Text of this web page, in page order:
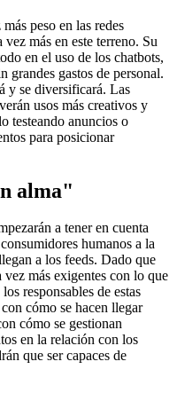
peso en las redes
más en este terreno. Su
en el uso de los chatbots,
grandes gastos de personal.
y se diversificará. Las
usos más creativos y
testeando anuncios o
para posicionar
alma"
a tener en cuenta
humanos a la
a los feeds. Dado que
vez más exigentes con lo que
responsables de estas
cómo se hacen llegar
cómo se gestionan
en la relación con los
que ser capaces de